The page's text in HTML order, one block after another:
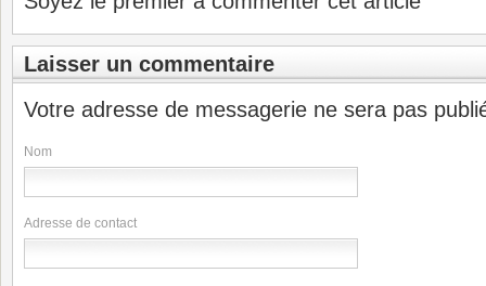
Laisser un commentaire
Votre adresse de messagerie ne sera pas
Nom
Adresse de contact